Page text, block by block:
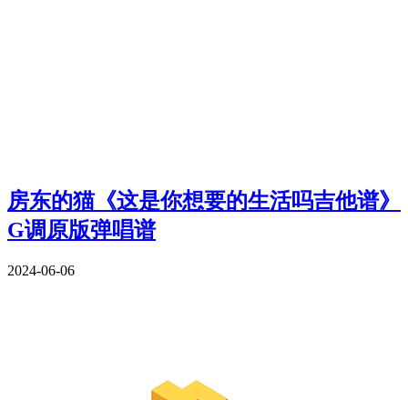
房东的猫《这是你想要的生活吗吉他谱》
G调原版弹唱谱
2024-06-06